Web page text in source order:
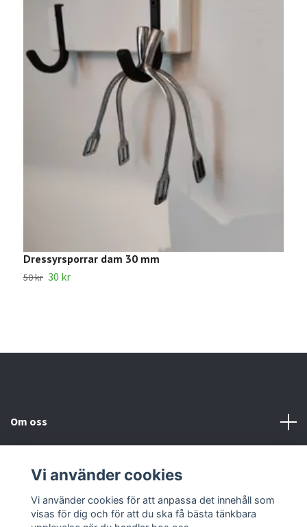
Dressyrsporrar dam 30 mm
50 kr 30 kr
Om oss
Kontakta oss
Vi använder cookies
Vi använder cookies för att anpassa det innehåll som
visas för dig och för att du ska få bästa tänkbara